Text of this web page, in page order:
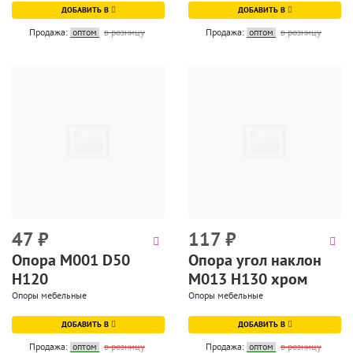
ДОБАВИТЬ В
Продажа: оптом в розницу
ДОБАВИТЬ В
Продажа: оптом в розницу
47₽
Опора М001 D50
H120
Опоры мебельные
ДОБАВИТЬ В
Продажа: оптом в розницу
117₽
Опора угол наклон
М013 Н130 хром
Опоры мебельные
ДОБАВИТЬ В
Продажа: оптом в розницу